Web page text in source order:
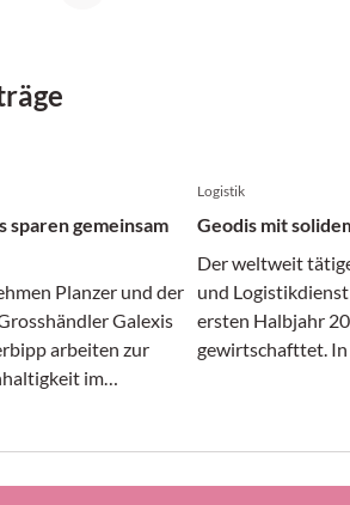
sparen gemeinsam
Planzer und der
Galexis
arbeiten zur
im
Logistik
Geodis mit
Der weltweit
und
ersten Halbjahr
gewirtschafttet.
Prozent halten